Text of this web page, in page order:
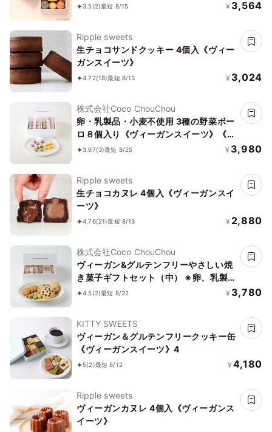
3.5(2)最短 8/15 ¥ 3,564
Ripple sweets
生チョコサンドクッキー 4個入《ヴィー
ガンスイーツ》
4.72(18)最短 8/13 ¥ 3,024
株式会社Coco ChouChou
卵・乳製品・小麦不使用 3種の野菜ボー
ロ８個入り《ヴィーガンスイーツ》《グ
ルテンフリー》
3.67(3)最短 8/25 ¥ 3,980
Ripple sweets
生チョコカヌレ 4個入《ヴィーガンスイ
ーツ》
4.76(21)最短 8/13 ¥ 2,880
株式会社Coco ChouChou
ヴィーガン&グルテンフリーやさしい焼
き菓子ギフトセット（中） ※卵、乳製
品、小麦粉、白砂糖不使用 《ヴィーガ
4.5(2)最短 8/22 ¥ 3,780
KITTY SWEETS
ヴィーガン＆グルテンフリークッキー缶
《ヴィーガンスイーツ》4
5(2)最短 8/12 ¥ 4,180
Ripple sweets
ヴィーガンカヌレ 4個入《ヴィーガンス
イーツ》